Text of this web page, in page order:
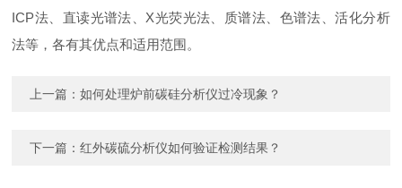
ICP法、直读光谱法、X光荧光法、质谱法、色谱法、活化分析
法等，各有其优点和适用范围。
上一篇：如何处理炉前碳硅分析仪过冷现象？
下一篇：红外碳硫分析仪如何验证检测结果？